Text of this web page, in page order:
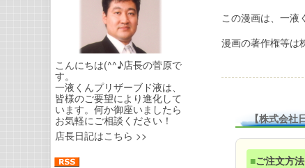
こんにちは(^^♪店長の菅原で
す。
一液くんプリザーブド液は、
皆様のご要望により進化して
います。何か御座いましたら
お気軽にご相談ください！
店長日記はこちら >>
この漫画は、一液
漫画の著作権等は
【株式会社
■ご注文方法